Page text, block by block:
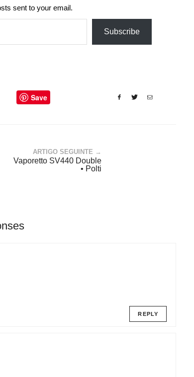
sent to your email.
Subscribe
Save
ARTIGO SEGUINTE →
Vaporetto SV440 Double
• Polti
REPLY